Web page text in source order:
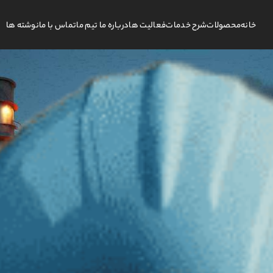
خانهمحصولاتشرح خدماتفعالیت هادرباره ما تیم ماتماس با مانوشته ها